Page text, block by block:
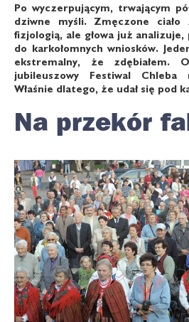
Po wyczerpującym, trwającym
dziwne myśli. Zmęczone
fizjologią, ale głowa już
do karkołomnych wniosków.
ekstremalny, że zdębiałem.
jubileuszowy Festiwal
Właśnie dlatego, że udał się pod
Na przekór